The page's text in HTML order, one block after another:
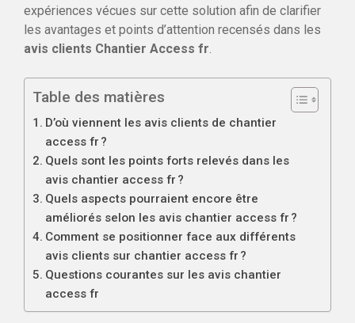
expériences vécues sur cette solution afin de clarifier
les avantages et points d’attention recensés dans les
avis clients Chantier Access fr.
Table des matières
D’où viennent les avis clients de chantier
access fr ?
Quels sont les points forts relevés dans les
avis chantier access fr ?
Quels aspects pourraient encore être
améliorés selon les avis chantier access fr ?
Comment se positionner face aux différents
avis clients sur chantier access fr ?
Questions courantes sur les avis chantier
access fr